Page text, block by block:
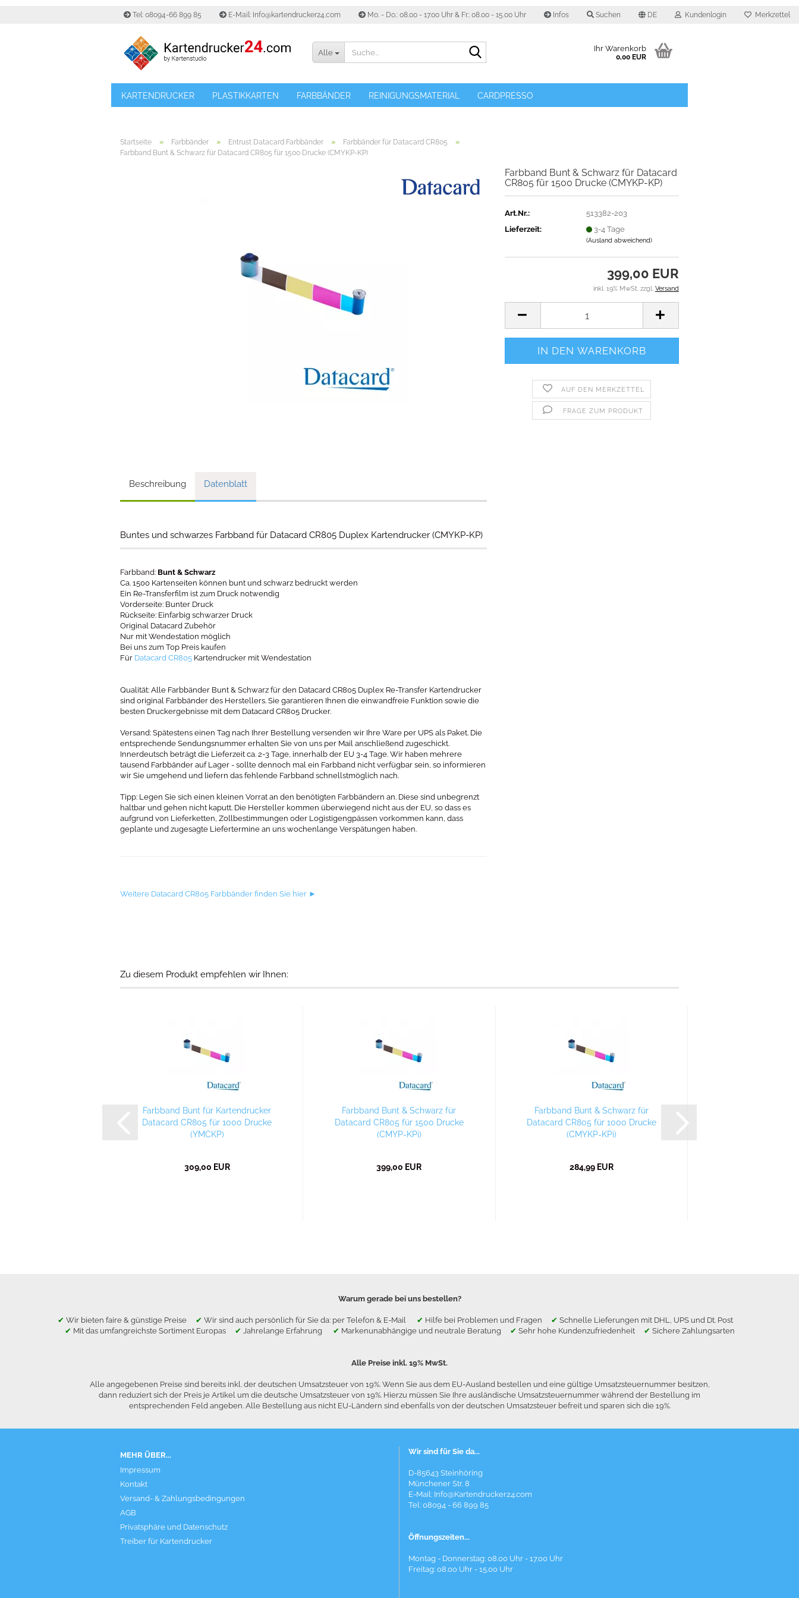
Tel: 08094-66 899 85 E-Mail: Info@kartendrucker24.com Mo. - Do.: 08.00 - 17.00 Uhr & Fr.: 08.00 - 15.00 Uhr Infos Suchen DE Kundenlogin Merkzettel
Alle Ihr Warenkorb
0,00 EUR
KARTENDRUCKER PLASTIKKARTEN FARBBÄNDER REINIGUNGSMATERIAL CARDPRESSO
Startseite » Farbbänder » Entrust Datacard Farbbänder » Farbbänder für Datacard CR805 »
Farbband Bunt & Schwarz für Datacard CR805 für 1500 Drucke (CMYKP-KP)
Farbband Bunt & Schwarz für Datacard
CR805 für 1500 Drucke (CMYKP-KP)
Art.Nr.:
513382-203
Lieferzeit:
3-4 Tage
(Ausland abweichend)
399,00 EUR
inkl. 19% MwSt. zzgl. Versand
AUF DEN MERKZETTEL
FRAGE ZUM PRODUKT
Beschreibung Datenblatt
Buntes und schwarzes Farbband für Datacard CR805 Duplex Kartendrucker (CMYKP-KP)
Farbband: Bunt & Schwarz
Ca. 1500 Kartenseiten können bunt und schwarz bedruckt werden
Ein Re-Transferfilm ist zum Druck notwendig
Vorderseite: Bunter Druck
Rückseite: Einfarbig schwarzer Druck
Original Datacard Zubehör
Nur mit Wendestation möglich
Bei uns zum Top Preis kaufen
Für Datacard CR805 Kartendrucker mit Wendestation
Qualität: Alle Farbbänder Bunt & Schwarz für den Datacard CR805 Duplex Re-Transfer Kartendrucker
sind original Farbbänder des Herstellers. Sie garantieren Ihnen die einwandfreie Funktion sowie die
besten Druckergebnisse mit dem Datacard CR805 Drucker.
Versand: Spätestens einen Tag nach Ihrer Bestellung versenden wir Ihre Ware per UPS als Paket. Die
entsprechende Sendungsnummer erhalten Sie von uns per Mail anschließend zugeschickt.
Innerdeutsch beträgt die Lieferzeit ca. 2-3 Tage, innerhalb der EU 3-4 Tage. Wir haben mehrere
tausend Farbbänder auf Lager - sollte dennoch mal ein Farbband nicht verfügbar sein, so informieren
wir Sie umgehend und liefern das fehlende Farbband schnellstmöglich nach.
Tipp: Legen Sie sich einen kleinen Vorrat an den benötigten Farbbändern an. Diese sind unbegrenzt
haltbar und gehen nicht kaputt. Die Hersteller kommen überwiegend nicht aus der EU, so dass es
aufgrund von Lieferketten, Zollbestimmungen oder Logistigengpässen vorkommen kann, dass
geplante und zugesagte Liefertermine an uns wochenlange Verspätungen haben.
Weitere Datacard CR805 Farbbänder finden Sie hier ►
Zu diesem Produkt empfehlen wir Ihnen:
Farbband Bunt für Kartendrucker
Datacard CR805 für 1000 Drucke
(YMCKP)
309,00 EUR
Farbband Bunt & Schwarz für
Datacard CR805 für 1500 Drucke
(CMYP-KPi)
399,00 EUR
Farbband Bunt & Schwarz für
Datacard CR805 für 1000 Drucke
(CMYKP-KPi)
284,99 EUR
Warum gerade bei uns bestellen?
✔ Wir bieten faire & günstige Preise ✔ Wir sind auch persönlich für Sie da: per Telefon & E-Mail ✔ Hilfe bei Problemen und Fragen ✔ Schnelle Lieferungen mit DHL, UPS und Dt. Post
✔ Mit das umfangreichste Sortiment Europas ✔ Jahrelange Erfahrung ✔ Markenunabhängige und neutrale Beratung ✔ Sehr hohe Kundenzufriedenheit ✔ Sichere Zahlungsarten
Alle Preise inkl. 19% MwSt.
Alle angegebenen Preise sind bereits inkl. der deutschen Umsatzsteuer von 19%. Wenn Sie aus dem EU-Ausland bestellen und eine gültige Umsatzsteuernummer besitzen,
dann reduziert sich der Preis je Artikel um die deutsche Umsatzsteuer von 19%. Hierzu müssen Sie Ihre ausländische Umsatzsteuernummer während der Bestellung im
entsprechenden Feld angeben. Alle Bestellung aus nicht EU-Ländern sind ebenfalls von der deutschen Umsatzsteuer befreit und sparen sich die 19%.
MEHR ÜBER...
Impressum
Kontakt
Versand- & Zahlungsbedingungen
AGB
Privatsphäre und Datenschutz
Treiber für Kartendrucker
Wir sind für Sie da...
D-85643 Steinhöring
Münchener Str. 8
E-Mail: Info@Kartendrucker24.com
Tel: 08094 - 66 899 85
Öffnungszeiten...
Montag - Donnerstag: 08.00 Uhr - 17.00 Uhr
Freitag: 08.00 Uhr - 15.00 Uhr